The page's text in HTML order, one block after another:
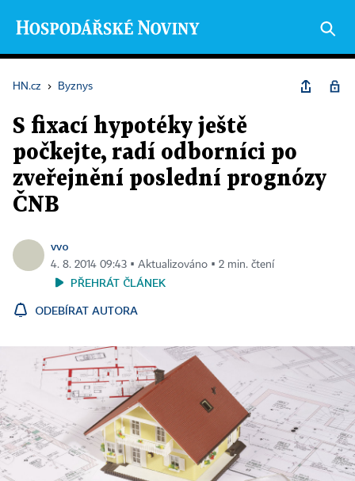
HN.cz › Byznys
S fixací hypotéky ještě
počkejte, radí odborníci po
zveřejnění poslední prognózy
ČNB
vvo
4. 8. 2014 09:43 ▪ Aktualizováno ▪ 2 min. čtení
PŘEHRÁT ČLÁNEK
ODEBÍRAT AUTORA